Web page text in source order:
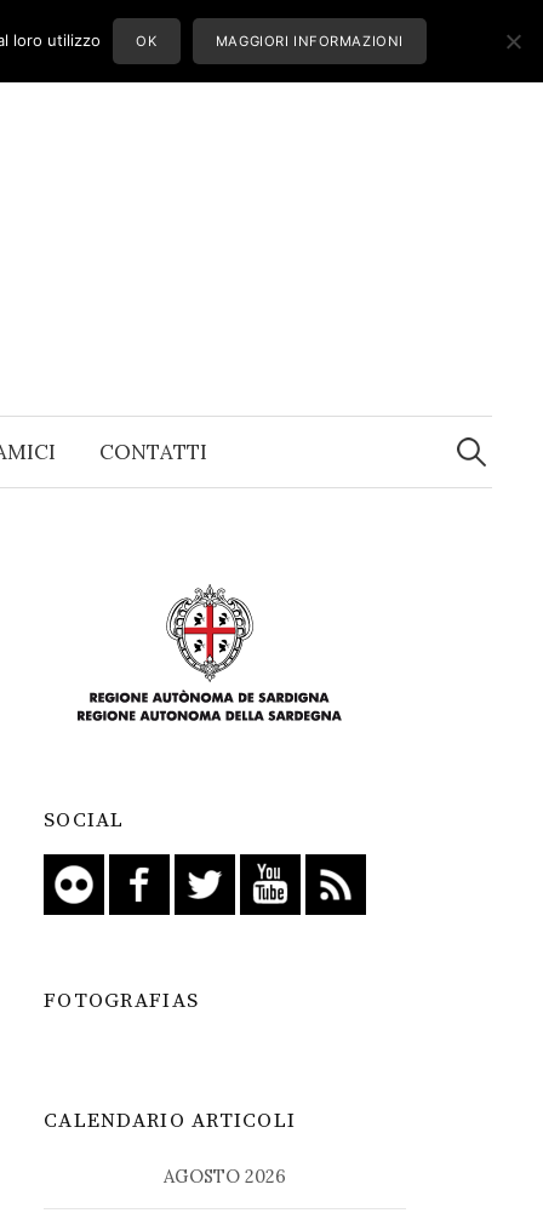
CONTATTI
Ricerca
per:
SOCIAL
FOTOGRAFIAS
CALENDARIO ARTICOLI
AGOSTO 2026
loro utilizzo OK MAGGIORI INFORMAZIONI